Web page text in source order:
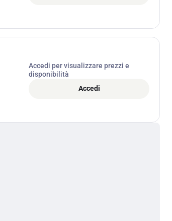
Accedi per visualizzare prezzi e
disponibilità
Accedi